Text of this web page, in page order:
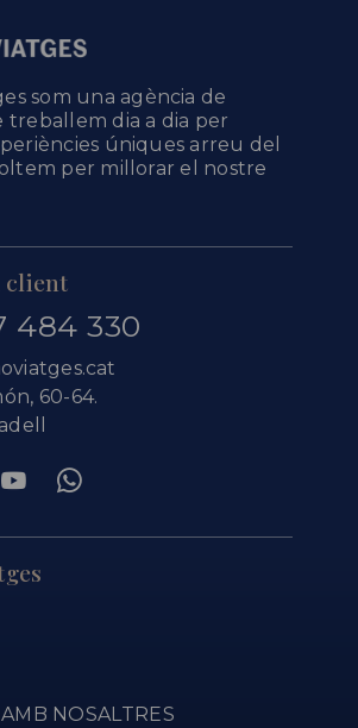
som una agència de
treballem dia a dia per
úniques arreu del
per millorar el nostre
client
484 330
60-64.
NOSALTRES